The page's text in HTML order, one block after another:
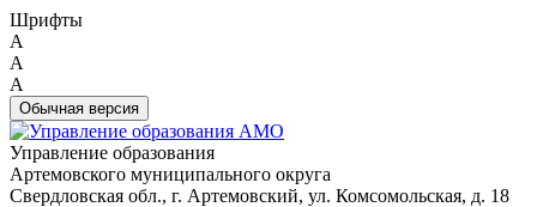
Шрифты
A
A
A
Обычная версия
Управление образования
Артемовского муниципального округа
Свердловская обл., г. Артемовский, ул. Комсомольская, д. 18